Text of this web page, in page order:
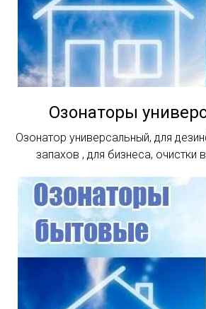
Озонаторы
Озонатор универсальный, для
запахов , для бизнеса, очистки